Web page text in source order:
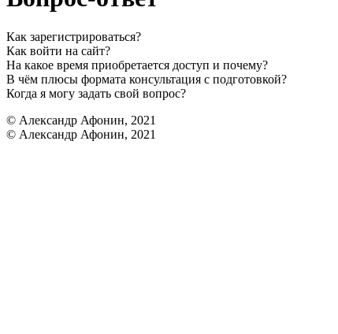
Как зарегистрироваться?
Как войти на сайт?
На какое время приобретается доступ и почему?
В чём плюсы формата консультация с подготовкой?
Когда я могу задать свой вопрос?
© Александр Афонин, 2021
© Александр Афонин, 2021